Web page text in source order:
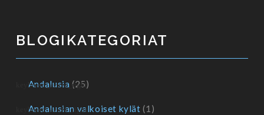
BLOGIKATEGORIAT
Andalusia (25)
Andalusian valkoiset kylät (1)